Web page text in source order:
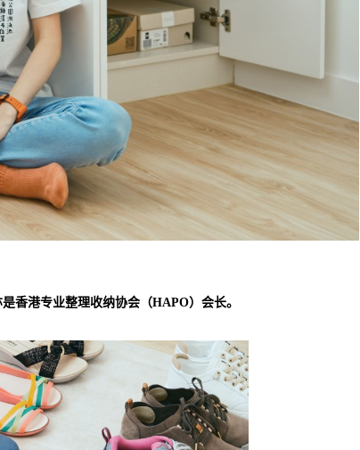
香港专业整理收纳协会（HAPO）会长。